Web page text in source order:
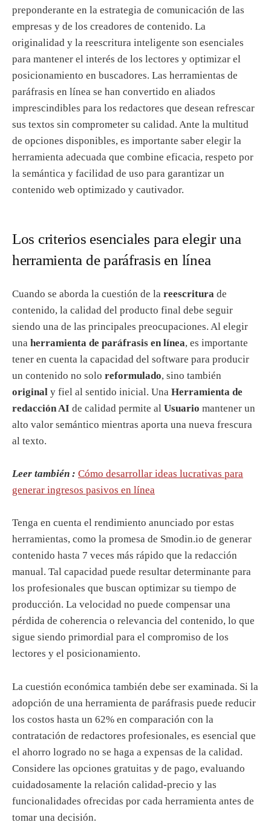
preponderante en la estrategia de comunicación de las
empresas y de los creadores de contenido. La
originalidad y la reescritura inteligente son esenciales
para mantener el interés de los lectores y optimizar el
posicionamiento en buscadores. Las herramientas de
paráfrasis en línea se han convertido en aliados
imprescindibles para los redactores que desean refrescar
sus textos sin comprometer su calidad. Ante la multitud
de opciones disponibles, es importante saber elegir la
herramienta adecuada que combine eficacia, respeto por
la semántica y facilidad de uso para garantizar un
contenido web optimizado y cautivador.
Los criterios esenciales para elegir una
herramienta de paráfrasis en línea
Cuando se aborda la cuestión de la reescritura de
contenido, la calidad del producto final debe seguir
siendo una de las principales preocupaciones. Al elegir
una herramienta de paráfrasis en línea, es importante
tener en cuenta la capacidad del software para producir
un contenido no solo reformulado, sino también
original y fiel al sentido inicial. Una Herramienta de
redacción AI de calidad permite al Usuario mantener un
alto valor semántico mientras aporta una nueva frescura
al texto.
Leer también : Cómo desarrollar ideas lucrativas para
generar ingresos pasivos en línea
Tenga en cuenta el rendimiento anunciado por estas
herramientas, como la promesa de Smodin.io de generar
contenido hasta 7 veces más rápido que la redacción
manual. Tal capacidad puede resultar determinante para
los profesionales que buscan optimizar su tiempo de
producción. La velocidad no puede compensar una
pérdida de coherencia o relevancia del contenido, lo que
sigue siendo primordial para el compromiso de los
lectores y el posicionamiento.
La cuestión económica también debe ser examinada. Si la
adopción de una herramienta de paráfrasis puede reducir
los costos hasta un 62% en comparación con la
contratación de redactores profesionales, es esencial que
el ahorro logrado no se haga a expensas de la calidad.
Considere las opciones gratuitas y de pago, evaluando
cuidadosamente la relación calidad-precio y las
funcionalidades ofrecidas por cada herramienta antes de
tomar una decisión.